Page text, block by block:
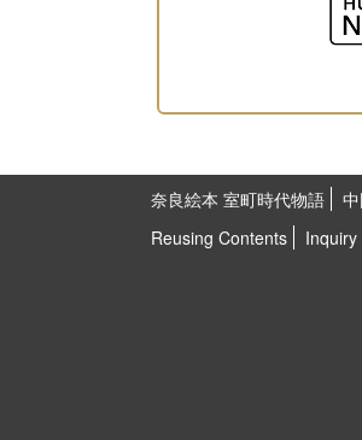
奈良絵本 室町時代物語
Reusing Contents
Inquiry